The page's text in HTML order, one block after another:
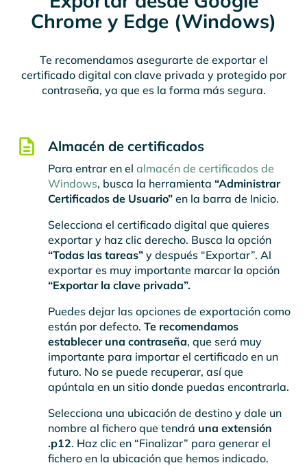
Chrome y Edge (Windows)
Te recomendamos asegurarte de exportar el
certificado digital con clave privada y protegido por
contraseña, ya que es la forma más segura.
Almacén de certificados
Para entrar en el almacén de certificados de
Windows, busca la herramienta “Administrar
Certificados de Usuario”en la barra de Inicio.
Selecciona el certificado digital que quieres
exportar y haz clic derecho. Busca la opción
“Todas las tareas”y después “Exportar”. Al
exportar es muy importante marcar la opción
“Exportar la clave privada”.
Puedes dejar las opciones de exportación como
están por defecto. Te recomendamos
establecer una contraseña, que será muy
importante para importar el certificado en un
futuro. No se puede recuperar, así que
apúntala en un sitio donde puedas encontrarla.
Selecciona una ubicación de destino y dale un
nombre al fichero que tendrá una extensión
.p12. Haz clic en “Finalizar” para generar el
fichero en la ubicación que hemos indicado.